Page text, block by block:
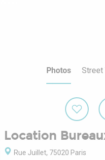
Photos Street
Location
Rue Juillet, 75020 Paris